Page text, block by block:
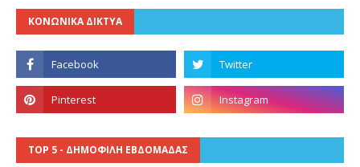
ΚΟΝΩΝΙΚΑ ΔΙΚΤΥΑ
TOP 5 - ΔΗΜΟΦΙΛΗ ΕΒΔΟΜΑΔΑΣ